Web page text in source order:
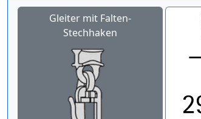
Gleiter mit Falten-
Stechhaken